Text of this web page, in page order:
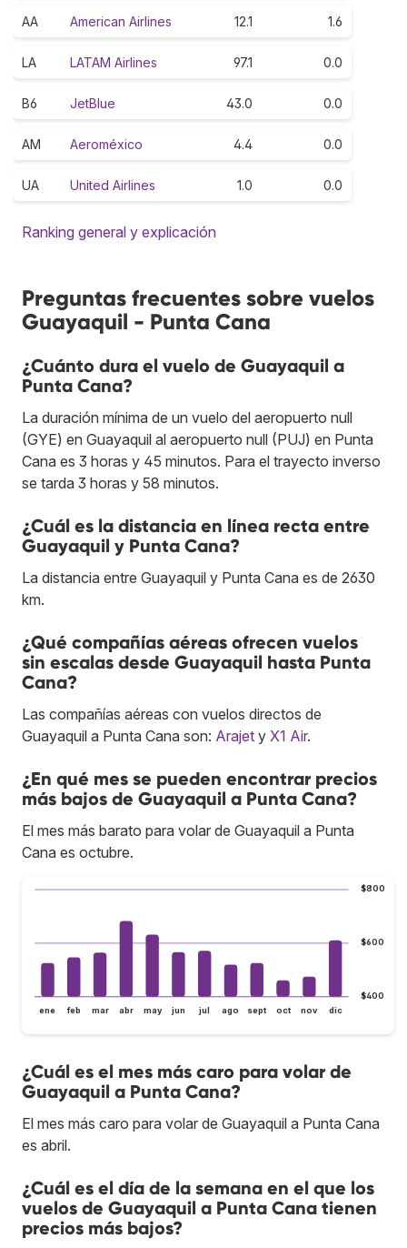
AA American Airlines 12.1 1.6
LA LATAM Airlines 97.1 0.0
B6 JetBlue 43.0 0.0
AM Aeroméxico 4.4 0.0
UA United Airlines 1.0 0.0
Ranking general y explicación
Preguntas frecuentes sobre vuelos
Guayaquil - Punta Cana
¿Cuánto dura el vuelo de Guayaquil a
Punta Cana?
La duración mínima de un vuelo del aeropuerto null
(GYE) en Guayaquil al aeropuerto null (PUJ) en Punta
Cana es 3 horas y 45 minutos. Para el trayecto inverso
se tarda 3 horas y 58 minutos.
¿Cuál es la distancia en línea recta entre
Guayaquil y Punta Cana?
La distancia entre Guayaquil y Punta Cana es de 2630
km.
¿Qué compañías aéreas ofrecen vuelos
sin escalas desde Guayaquil hasta Punta
Cana?
Las compañías aéreas con vuelos directos de
Guayaquil a Punta Cana son: Arajet y X1 Air.
¿En qué mes se pueden encontrar precios
más bajos de Guayaquil a Punta Cana?
El mes más barato para volar de Guayaquil a Punta
Cana es octubre.
$400
$600
$800
ene feb mar abr may jun jul ago sept oct nov dic
¿Cuál es el mes más caro para volar de
Guayaquil a Punta Cana?
El mes más caro para volar de Guayaquil a Punta Cana
es abril.
¿Cuál es el día de la semana en el que los
vuelos de Guayaquil a Punta Cana tienen
precios más bajos?